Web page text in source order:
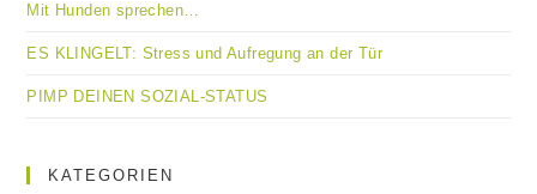
Mit Hunden sprechen…
ES KLINGELT: Stress und Aufregung an der Tür
PIMP DEINEN SOZIAL-STATUS
KATEGORIEN